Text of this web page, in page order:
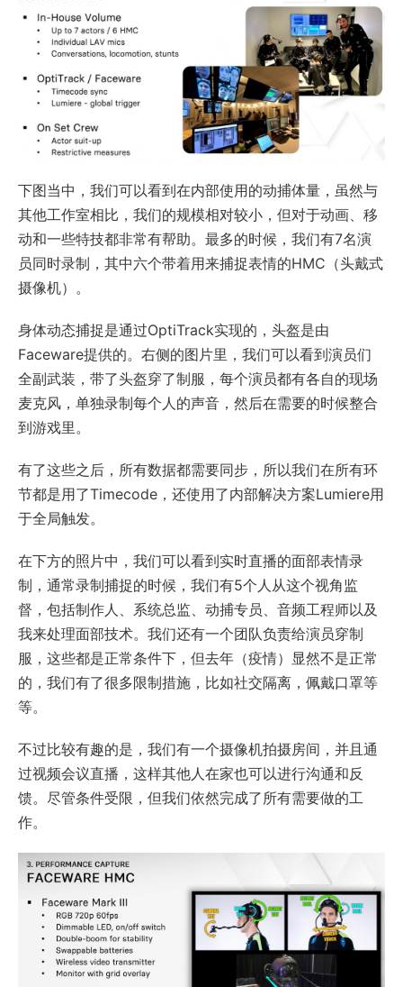
下图当中，我们可以看到在内部使用的动捕体量，虽然与
其他工作室相比，我们的规模相对较小，但对于动画、移
动和一些特技都非常有帮助。最多的时候，我们有7名演
员同时录制，其中六个带着用来捕捉表情的HMC（头戴式
摄像机）。
身体动态捕捉是通过OptiTrack实现的，头盔是由
Faceware提供的。右侧的图片里，我们可以看到演员们
全副武装，带了头盔穿了制服，每个演员都有各自的现场
麦克风，单独录制每个人的声音，然后在需要的时候整合
到游戏里。
有了这些之后，所有数据都需要同步，所以我们在所有环
节都是用了Timecode，还使用了内部解决方案Lumiere用
于全局触发。
在下方的照片中，我们可以看到实时直播的面部表情录
制，通常录制捕捉的时候，我们有5个人从这个视角监
督，包括制作人、系统总监、动捕专员、音频工程师以及
我来处理面部技术。我们还有一个团队负责给演员穿制
服，这些都是正常条件下，但去年（疫情）显然不是正常
的，我们有了很多限制措施，比如社交隔离，佩戴口罩等
等。
不过比较有趣的是，我们有一个摄像机拍摄房间，并且通
过视频会议直播，这样其他人在家也可以进行沟通和反
馈。尽管条件受限，但我们依然完成了所有需要做的工
作。